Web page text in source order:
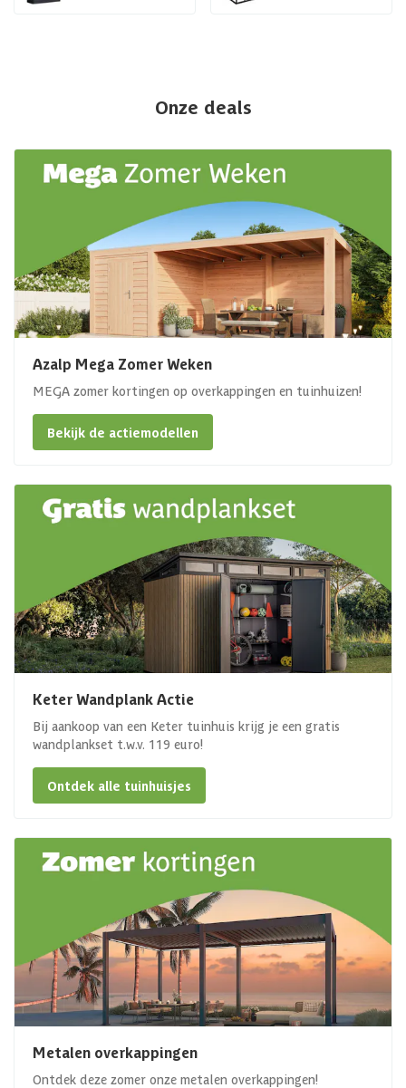
Onze deals
Azalp Mega Zomer Weken
MEGA zomer kortingen op overkappingen en tuinhuizen!
Bekijk de actiemodellen
Keter Wandplank Actie
Bij aankoop van een Keter tuinhuis krijg je een gratis
wandplankset t.w.v. 119 euro!
Ontdek alle tuinhuisjes
Metalen overkappingen
Ontdek deze zomer onze metalen overkappingen!